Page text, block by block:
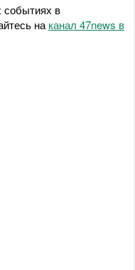
событиях в
на канал 47news в